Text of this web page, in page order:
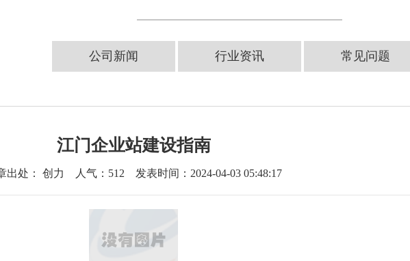
公司新闻 行业资讯 常见问题
江门企业站建设指南
出处： 创力 人气： 512 发表时间：2024-04-03 05:48:17